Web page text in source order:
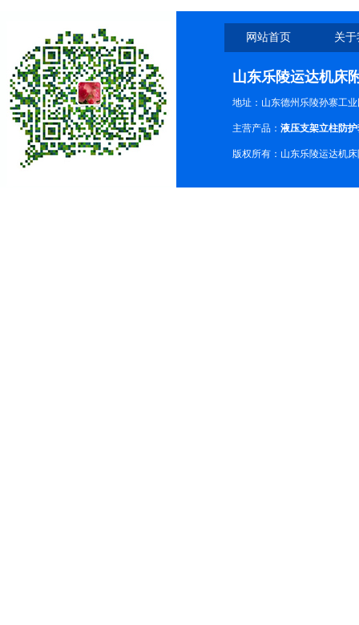
网站首页 关
山东乐陵运达机床
地址：山东德州乐陵孙寨工
主营产品： 液压支架立柱防
版权所有：山东乐陵运达机